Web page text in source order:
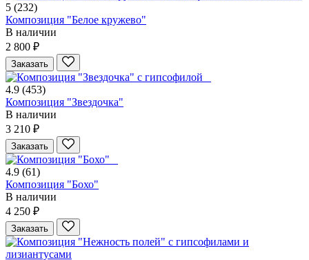
5 (232)
Композиция "Белое кружево"
В наличии
2 800 ₽
Заказать
4.9 (453)
Композиция "Звездочка"
В наличии
3 210 ₽
Заказать
4.9 (61)
Композиция "Бохо"
В наличии
4 250 ₽
Заказать